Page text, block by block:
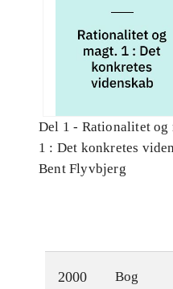
Del 1 - Rationalitet og
1 : Det konkretes
Bent Flyvbjerg
2000 Bog